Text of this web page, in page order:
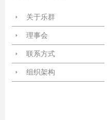
关于乐群
理事会
联系方式
组织架构